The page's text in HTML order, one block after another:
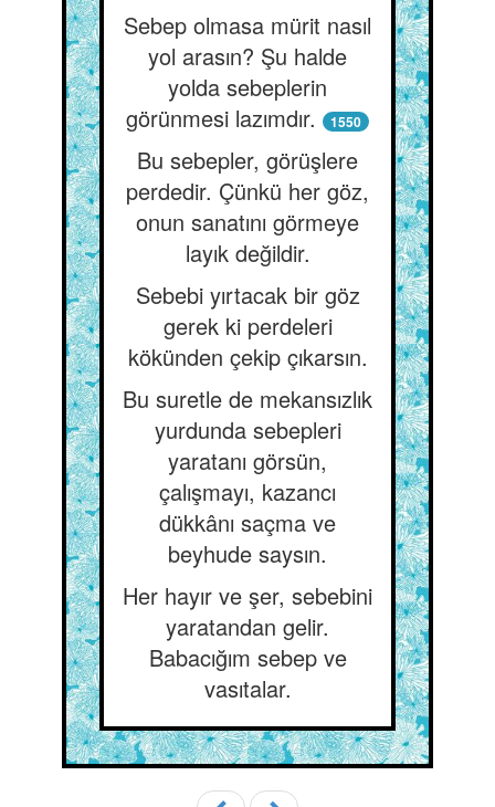
Sebep olmasa mürit nasıl
yol arasın? Şu halde
yolda sebeplerin
görünmesi lazımdır.
1550
Bu sebepler, görüşlere
perdedir. Çünkü her göz,
onun sanatını görmeye
layık değildir.
Sebebi yırtacak bir göz
gerek ki perdeleri
kökünden çekip çıkarsın.
Bu suretle de mekansızlık
yurdunda sebepleri
yaratanı görsün,
çalışmayı, kazancı
dükkânı saçma ve
beyhude saysın.
Her hayır ve şer, sebebini
yaratandan gelir.
Babacığım sebep ve
vasıtalar.